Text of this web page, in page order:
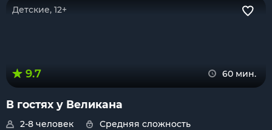
Детские, 12+
9.7 60 мин.
В гостях у Великана
2-8 человек
Средняя сложность